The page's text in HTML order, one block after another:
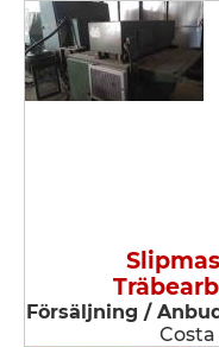
Försäljning /